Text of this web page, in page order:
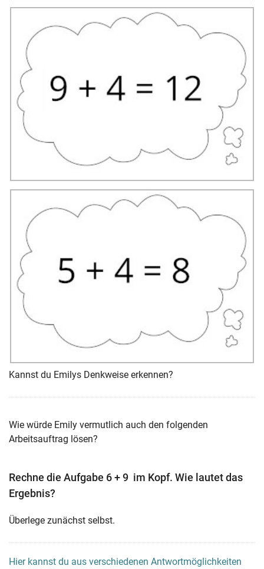
Kannst du Emilys Denkweise erkennen?
Wie würde Emily vermutlich auch den folgenden
Arbeitsauftrag lösen?
Rechne die Aufgabe 6 + 9 im Kopf. Wie lautet das
Ergebnis?
Überlege zunächst selbst.
Hier kannst du aus verschiedenen Antwortmöglichkeiten